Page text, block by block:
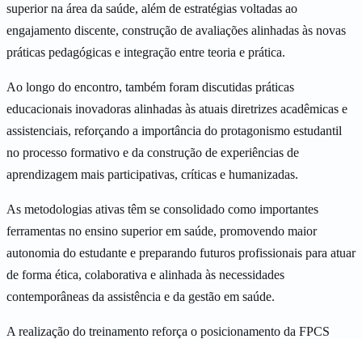
superior na área da saúde, além de estratégias voltadas ao
engajamento discente, construção de avaliações alinhadas às novas
práticas pedagógicas e integração entre teoria e prática.
Ao longo do encontro, também foram discutidas práticas
educacionais inovadoras alinhadas às atuais diretrizes acadêmicas e
assistenciais, reforçando a importância do protagonismo estudantil
no processo formativo e da construção de experiências de
aprendizagem mais participativas, críticas e humanizadas.
As metodologias ativas têm se consolidado como importantes
ferramentas no ensino superior em saúde, promovendo maior
autonomia do estudante e preparando futuros profissionais para atuar
de forma ética, colaborativa e alinhada às necessidades
contemporâneas da assistência e da gestão em saúde.
A realização do treinamento reforça o posicionamento da FPCS